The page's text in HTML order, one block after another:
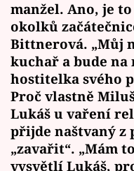
manžel. Ano, je
okolků
Bittnerová. „Můj
kuchař a bude na
hostitelka svého
Proč vlastně
Lukáš u vaření
přijde naštvaný z
„zavařit“. „Mám
vysvětlí Lukáš,